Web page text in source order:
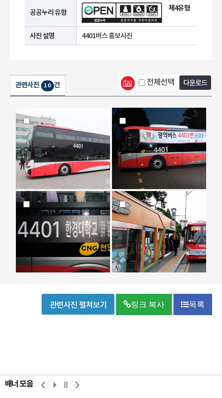
공공누리 유형 제4유형
사진 설명 4401버스 홍보사진
관련사진 10 건 전체선택 다운로드
관련사진 펼쳐보기 링크 복사 목록
배너 모음